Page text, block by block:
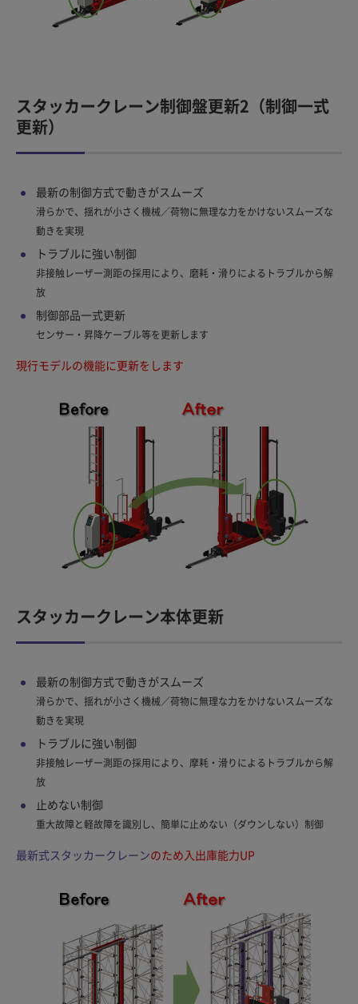
スタッカークレーン制御盤更新2（制御一式
更新）
最新の制御方式で動きがスムーズ
滑らかで、揺れが小さく機械／荷物に無理な力をかけないスムーズな
動きを実現
トラブルに強い制御
非接触レーザー測距の採用により、磨耗・滑りによるトラブルから解
放
制御部品一式更新
センサー・昇降ケーブル等を更新します
現行モデルの機能に更新をします
スタッカークレーン本体更新
最新の制御方式で動きがスムーズ
滑らかで、揺れが小さく機械／荷物に無理な力をかけないスムーズな
動きを実現
トラブルに強い制御
非接触レーザー測距の採用により、摩耗・滑りによるトラブルから解
放
止めない制御
重大故障と軽故障を識別し、簡単に止めない（ダウンしない）制御
最新式スタッカークレーンのため入出庫能力UP